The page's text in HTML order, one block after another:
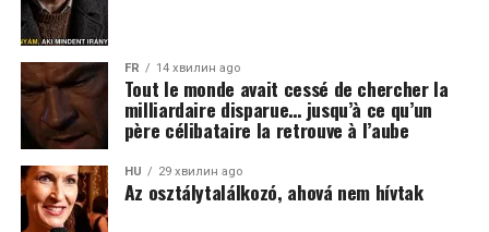
FR 14 хвилин ago
Tout le monde avait cessé de chercher la
milliardaire disparue… jusqu’à ce qu’un
père célibataire la retrouve à l’aube
HU 29 хвилин ago
Az osztálytalálkozó, ahová nem hívtak